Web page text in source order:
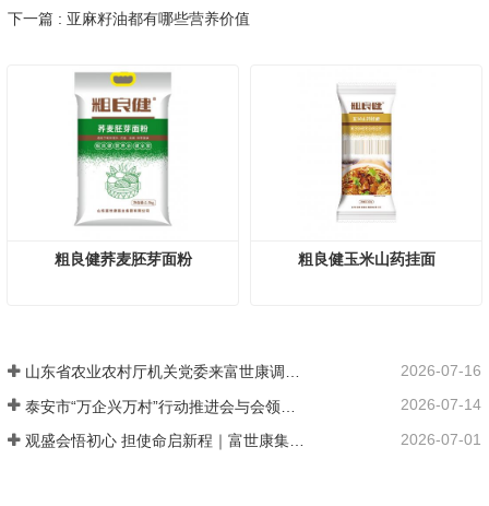
下一篇 : 亚麻籽油都有哪些营养价值
粗良健荞麦胚芽面粉 粗良健玉米山药挂面
山东省农业农村厅机关党委来富世康调研党建工作 2026-07-16
2026-07-14
2026-07-01